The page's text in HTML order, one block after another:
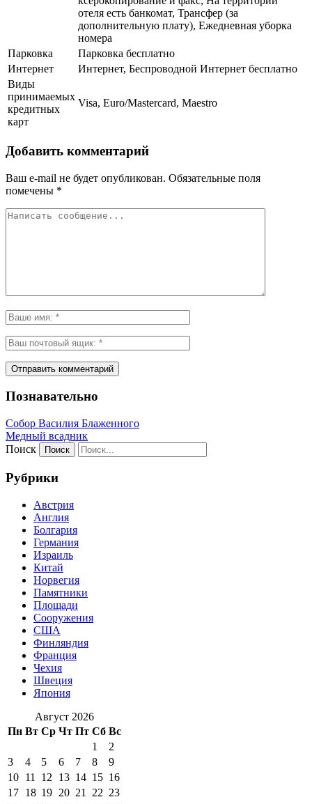
отеля есть банкомат, Трансфер (за
дополнительную плату), Ежедневная уборка
номера
Парковка
Парковка бесплатно
Интернет
Интернет, Беспроводной Интернет бесплатно
Виды
принимаемых
кредитных
карт
Visa, Euro/Mastercard, Maestro
Добавить комментарий
Ваш e-mail не будет опубликован. Обязательные поля
помечены *
Познавательно
Собор Василия Блаженного
Медный всадник
Поиск
Рубрики
Австрия
Англия
Болгария
Германия
Израиль
Китай
Норвегия
Памятники
Площади
Сооружения
США
Финляндия
Франция
Чехия
Швеция
Япония
Август 2026
Пн Вт Ср Чт Пт Сб Вс
1
2
3
4 5 6 7 8
9
10 11 12 13 14 15 16
17 18 19 20 21 22 23